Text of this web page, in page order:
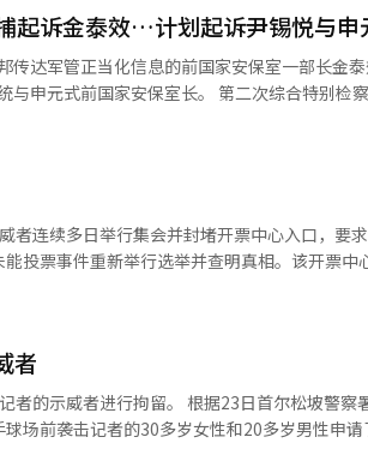
德（THAAD）部署的活动 ▲主张废除国家安全
涉及国家安全的军事设施的闯入是越界行为”
（AI）系统翻译与编辑。
者聚集在一起，反驳称：“对那些迫切想越境
过塞乌塔边境后，境遇惨淡。他们通过社交媒
方的查控以及部分居民的明显敌意，他们的希
目前，留在塞乌塔市区的移民人数估计不足
态逐渐平息，外界对此次事件的根本背景展开
动事态的分析得到广泛认可。西班牙国防部长
情况。 在国际外交界，普遍认为摩洛哥将移民
开批评西班牙是“糟糕的北约伙伴”，显示出
名的塞乌塔当地警察批评道：“摩洛哥不仅没有
令人担忧的。”※ 本报道经人工智能（AI）系统
诉金泰效…计划起诉尹锡悦与申
达军管正当化信息的前国家安保室一部长金
。 第二次综合特别检察组（权昌永特别
拘留起诉。 金泰效被指控在紧急军管宣布
前总统坚持反对北韩左派与反
的主要友邦人士。 特别检察组认为，尹前总统
军管的背景与意义。尹前总统在上个月的特别
示安保室与
正当化信息的传达不在公务员的正当职务范围
除反国家势力而实施军管是不可避免的。 金泰效承认
，在紧急军管宣布约1小时后接到戈德堡大使的
内乱案件专门法官于10日表示“存在毁灭证
者连续多日举行集会并封堵开票中心入口，要
投票事件重新举行选举并查明真相。该开票中
者
23日首尔松坡警察署的消息，警方
场前袭击记者的30多岁女性和20多岁男性申